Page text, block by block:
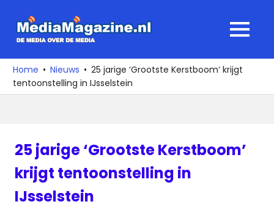
naar
media
over
de
MENU
Home Nieuws
25 jarige ‘Grootste Kerstboom’ krijgt
tentoonstelling in IJsselstein
25 jarige ‘Grootste Kerstboom’
krijgt tentoonstelling in
IJsselstein